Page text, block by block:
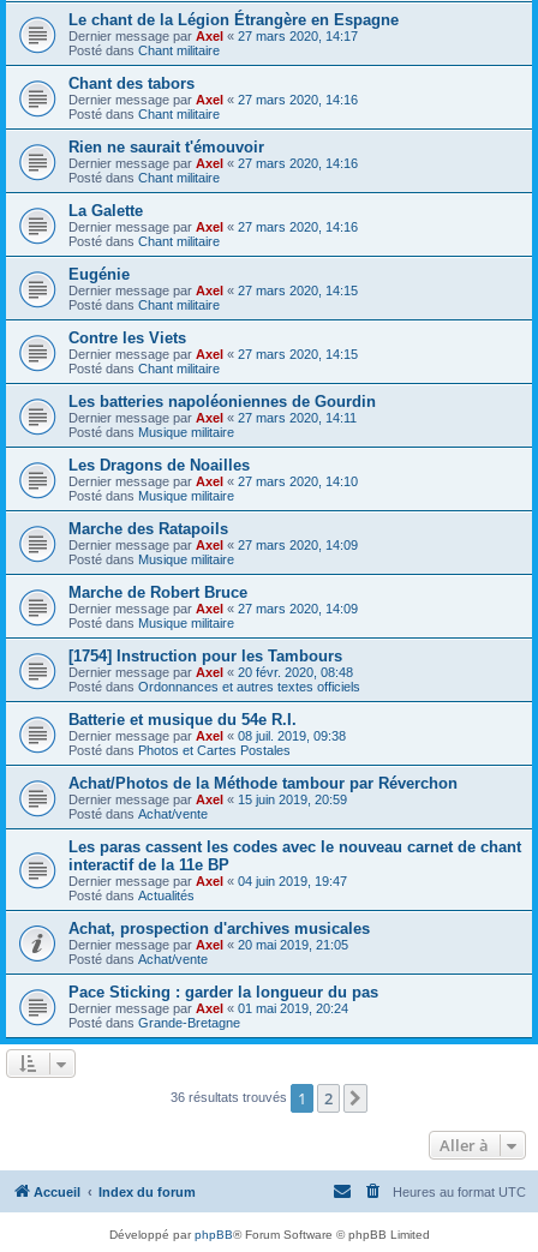
Le chant de la Légion Étrangère en Espagne
Dernier message par Axel « 27 mars 2020, 14:17
Posté dans Chant militaire
Chant des tabors
Dernier message par Axel « 27 mars 2020, 14:16
Posté dans Chant militaire
Rien ne saurait t'émouvoir
Dernier message par Axel « 27 mars 2020, 14:16
Posté dans Chant militaire
La Galette
Dernier message par Axel « 27 mars 2020, 14:16
Posté dans Chant militaire
Eugénie
Dernier message par Axel « 27 mars 2020, 14:15
Posté dans Chant militaire
Contre les Viets
Dernier message par Axel « 27 mars 2020, 14:15
Posté dans Chant militaire
Les batteries napoléoniennes de Gourdin
Dernier message par Axel « 27 mars 2020, 14:11
Posté dans Musique militaire
Les Dragons de Noailles
Dernier message par Axel « 27 mars 2020, 14:10
Posté dans Musique militaire
Marche des Ratapoils
Dernier message par Axel « 27 mars 2020, 14:09
Posté dans Musique militaire
Marche de Robert Bruce
Dernier message par Axel « 27 mars 2020, 14:09
Posté dans Musique militaire
[1754] Instruction pour les Tambours
Dernier message par Axel « 20 févr. 2020, 08:48
Posté dans Ordonnances et autres textes officiels
Batterie et musique du 54e R.I.
Dernier message par Axel « 08 juil. 2019, 09:38
Posté dans Photos et Cartes Postales
Achat/Photos de la Méthode tambour par Réverchon
Dernier message par Axel « 15 juin 2019, 20:59
Posté dans Achat/vente
Les paras cassent les codes avec le nouveau carnet de chant
interactif de la 11e BP
Dernier message par Axel « 04 juin 2019, 19:47
Posté dans Actualités
Achat, prospection d'archives musicales
Dernier message par Axel « 20 mai 2019, 21:05
Posté dans Achat/vente
Pace Sticking : garder la longueur du pas
Dernier message par Axel « 01 mai 2019, 20:24
Posté dans Grande-Bretagne
36 résultats trouvés 1 2
Aller à
Accueil Index du forum Heures au format UTC
Développé parphpBB® Forum Software © phpBB Limited